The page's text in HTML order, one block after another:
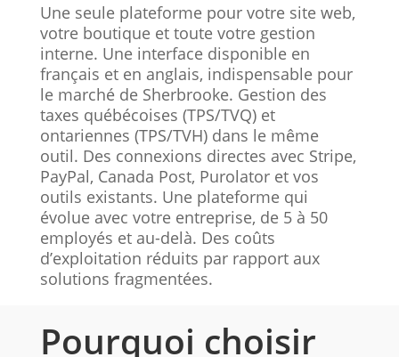
Une seule plateforme pour votre site web,
votre boutique et toute votre gestion
interne. Une interface disponible en
français et en anglais, indispensable pour
le marché de Sherbrooke. Gestion des
taxes québécoises (TPS/TVQ) et
ontariennes (TPS/TVH) dans le même
outil. Des connexions directes avec Stripe,
PayPal, Canada Post, Purolator et vos
outils existants. Une plateforme qui
évolue avec votre entreprise, de 5 à 50
employés et au-delà. Des coûts
d’exploitation réduits par rapport aux
solutions fragmentées.
Pourquoi choisir